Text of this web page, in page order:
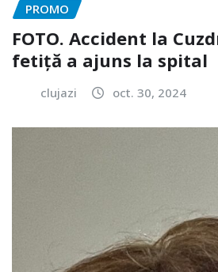
PROMO
FOTO. Accident la
fetiță a ajuns la spital
clujazi oct. 30, 2024